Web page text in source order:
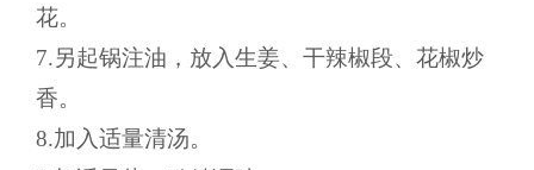
花。
7.另起锅注油，放入生姜、干辣椒段、花椒炒
香。
8.加入适量清汤。